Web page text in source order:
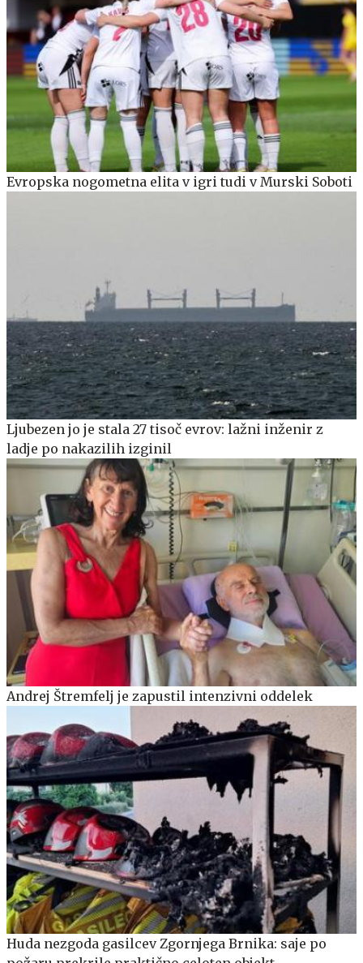
Evropska nogometna elita v igri tudi v Murski Soboti
Ljubezen jo je stala 27 tisoč evrov: lažni inženir z
ladje po nakazilih izginil
Andrej Štremfelj je zapustil intenzivni oddelek
Huda nezgoda gasilcev Zgornjega Brnika: saje po